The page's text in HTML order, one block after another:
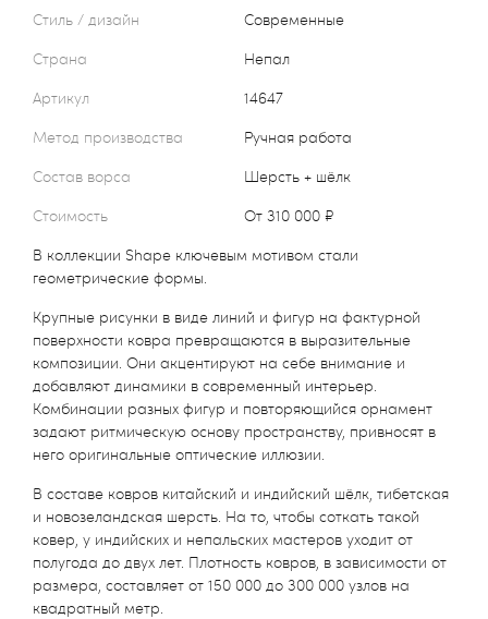
Стиль / дизайн
Современные
Страна
Непал
Артикул
14647
Метод производства
Ручная работа
Состав ворса
Шерсть + шёлк
Стоимость
от 310 000 ₽
В коллекции Shape ключевым мотивом стали
геометрические формы.
Крупные рисунки в виде линий и фигур на фактурной
поверхности ковра превращаются в выразительные
композиции. Они акцентируют на себе внимание и
добавляют динамики в современный интерьер.
Комбинации разных фигур и повторяющийся орнамент
задают ритмическую основу пространству, привносят в
него оригинальные оптические иллюзии.
В составе ковров китайский и индийский шёлк, тибетская
и новозеландская шерсть. На то, чтобы соткать такой
ковер, у индийских и непальских мастеров уходит от
полугода до двух лет. Плотность ковров, в зависимости от
размера, составляет от 150 000 до 300 000 узлов на
квадратный метр.